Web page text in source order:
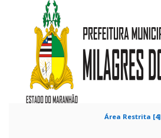
Área Restrita [4]